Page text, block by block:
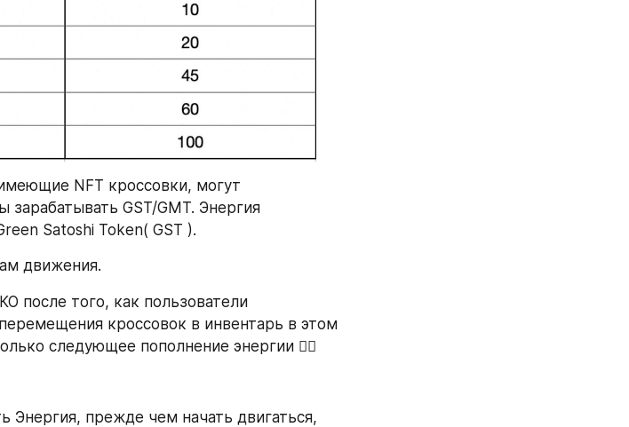
NFT кроссовки, могут
зарабатывать GST/GMT. Энергия
Satoshi Token( GST ).
движения.
после того, как пользователи
кроссовок в инвентарь в этом
следующее пополнение энергии 👇🏻
Энергия, прежде чем начать двигаться,